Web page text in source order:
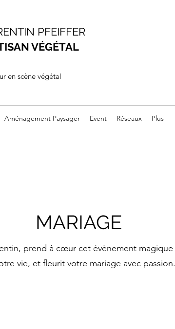
PFEIFFER
VÉGÉTAL
en scène végétal
Aménagement Paysager Event Réseaux Plus
MARIAGE
prend à cœur cet évènement magique
vie, et fleurit votre mariage avec passion.